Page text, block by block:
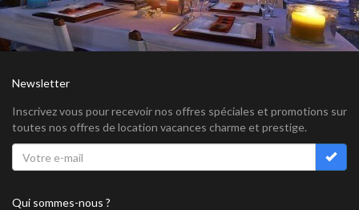
Newsletter
Inscrivez vous pour recevoir nos offres spéciales et promotions sur
toutes nos offres de location vacances charme et prestige.
Qui sommes-nous ?